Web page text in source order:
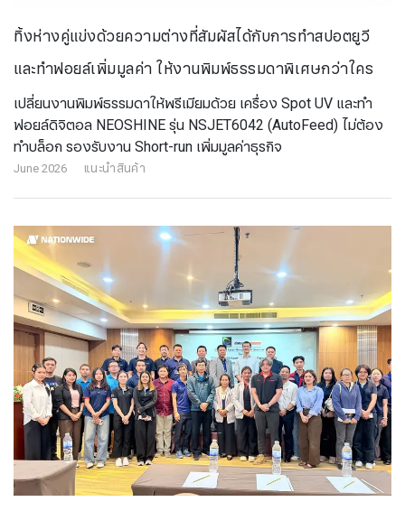
ทิ้งห่างคู่แข่งด้วยความต่างที่สัมผัสได้กับการทำสปอตยูวี
และทำฟอยล์เพิ่มมูลค่า ให้งานพิมพ์ธรรมดาพิเศษกว่าใคร
เปลี่ยนงานพิมพ์ธรรมดาให้พรีเมียมด้วย เครื่อง Spot UV และทำ
ฟอยล์ดิจิตอล NEOSHINE รุ่น NSJET6042 (AutoFeed) ไม่ต้อง
ทำบล็อก รองรับงาน Short-run เพิ่มมูลค่าธุรกิจ
June 2026 แนะนำสินค้า